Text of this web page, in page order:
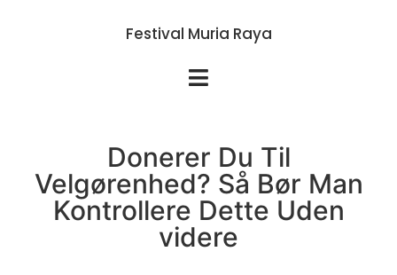
Festival Muria Raya
Donerer Du Til
Velgørenhed? Så Bør Man
Kontrollere Dette Uden
videre